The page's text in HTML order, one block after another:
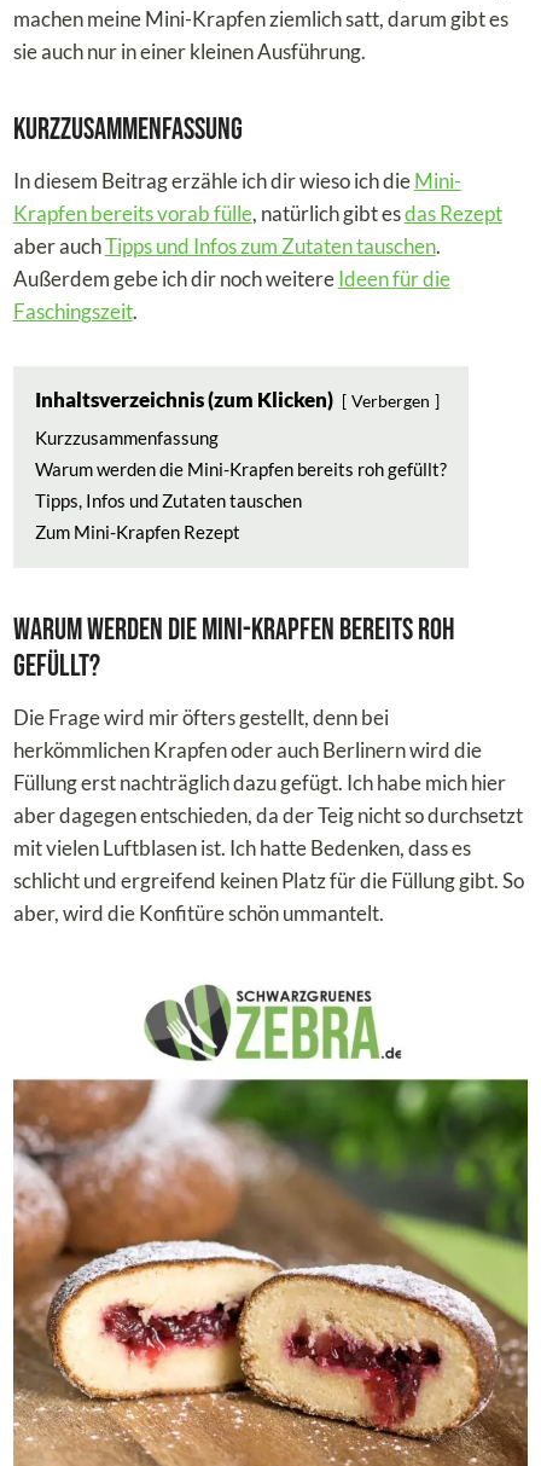
machen meine Mini-Krapfen ziemlich satt, darum gibt es
sie auch nur in einer kleinen Ausführung.
Kurzzusammenfassung
In diesem Beitrag erzähle ich dir wieso ich dieMini-
Krapfen bereits vorab fülle, natürlich gibt esdas Rezept
aber auchTipps und Infos zum Zutaten tauschen.
Außerdem gebe ich dir noch weitereIdeen für die
Faschingszeit.
Inhaltsverzeichnis (zum Klicken) Verbergen
Kurzzusammenfassung
Warum werden die Mini-Krapfen bereits roh gefüllt?
Tipps, Infos und Zutaten tauschen
Zum Mini-Krapfen Rezept
Warum werden die Mini-Krapfen bereits roh
gefüllt?
Die Frage wird mir öfters gestellt, denn bei
herkömmlichen Krapfen oder auch Berlinern wird die
Füllung erst nachträglich dazu gefügt. Ich habe mich hier
aber dagegen entschieden, da der Teig nicht so durchsetzt
mit vielen Luftblasen ist. Ich hatte Bedenken, dass es
schlicht und ergreifend keinen Platz für die Füllung gibt. So
aber, wird die Konfitüre schön ummantelt.